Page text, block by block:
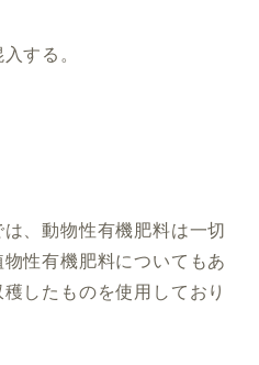
する。
、動物性有機肥料は一切
性有機肥料についてもあ
したものを使用しており